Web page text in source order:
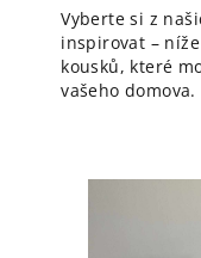
Vyberte si z
inspirovat –
kousků, které
vašeho domova.